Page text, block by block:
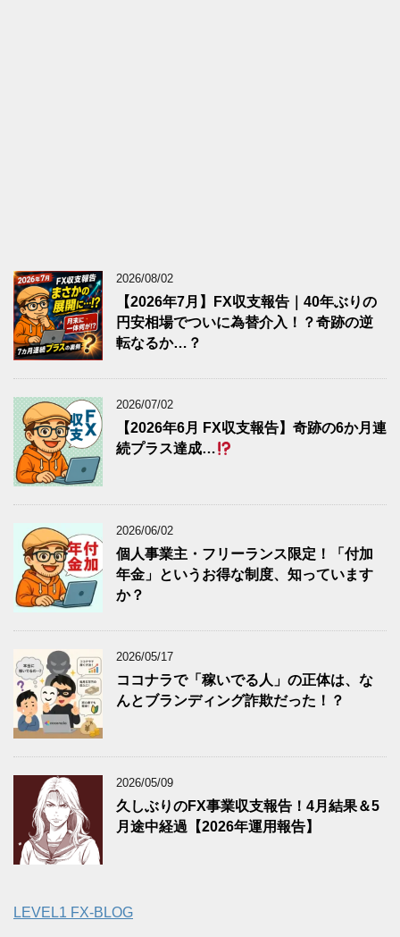
2026/08/02
【2026年7月】FX収支報告｜40年ぶりの
円安相場でついに為替介入！？奇跡の逆
転なるか…？
2026/07/02
【2026年6月 FX収支報告】奇跡の6か月連
続プラス達成…
2026/06/02
個人事業主・フリーランス限定！「付加
年金」というお得な制度、知っています
か？
2026/05/17
ココナラで「稼いでる人」の正体は、な
んとブランディング詐欺だった！？
2026/05/09
久しぶりのFX事業収支報告！4月結果＆5
月途中経過【2026年運用報告】
LEVEL1 FX-BLOG